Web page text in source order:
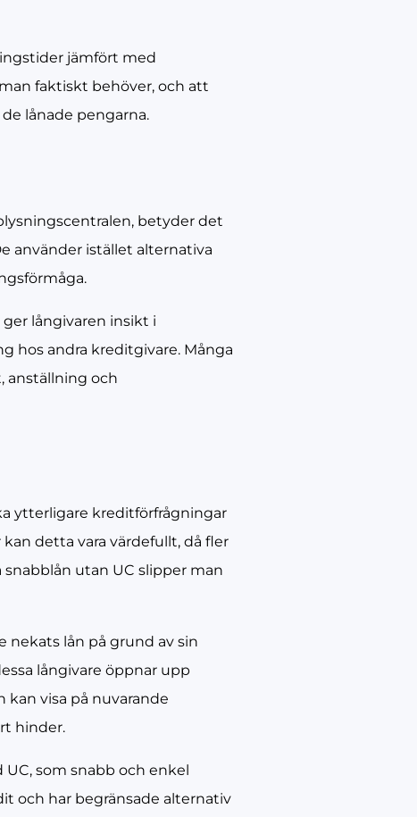
jämfört med
faktiskt behöver, och att
lånade pengarna.
betyder det
använder istället alternativa
långivaren insikt i
hos andra kreditgivare. Många
anställning och
ytterligare kreditförfrågningar
detta vara värdefullt, då fler
utan UC slipper man
nekats lån på grund av sin
långivare öppnar upp
visa på nuvarande
hinder.
som snabb och enkel
och har begränsade alternativ